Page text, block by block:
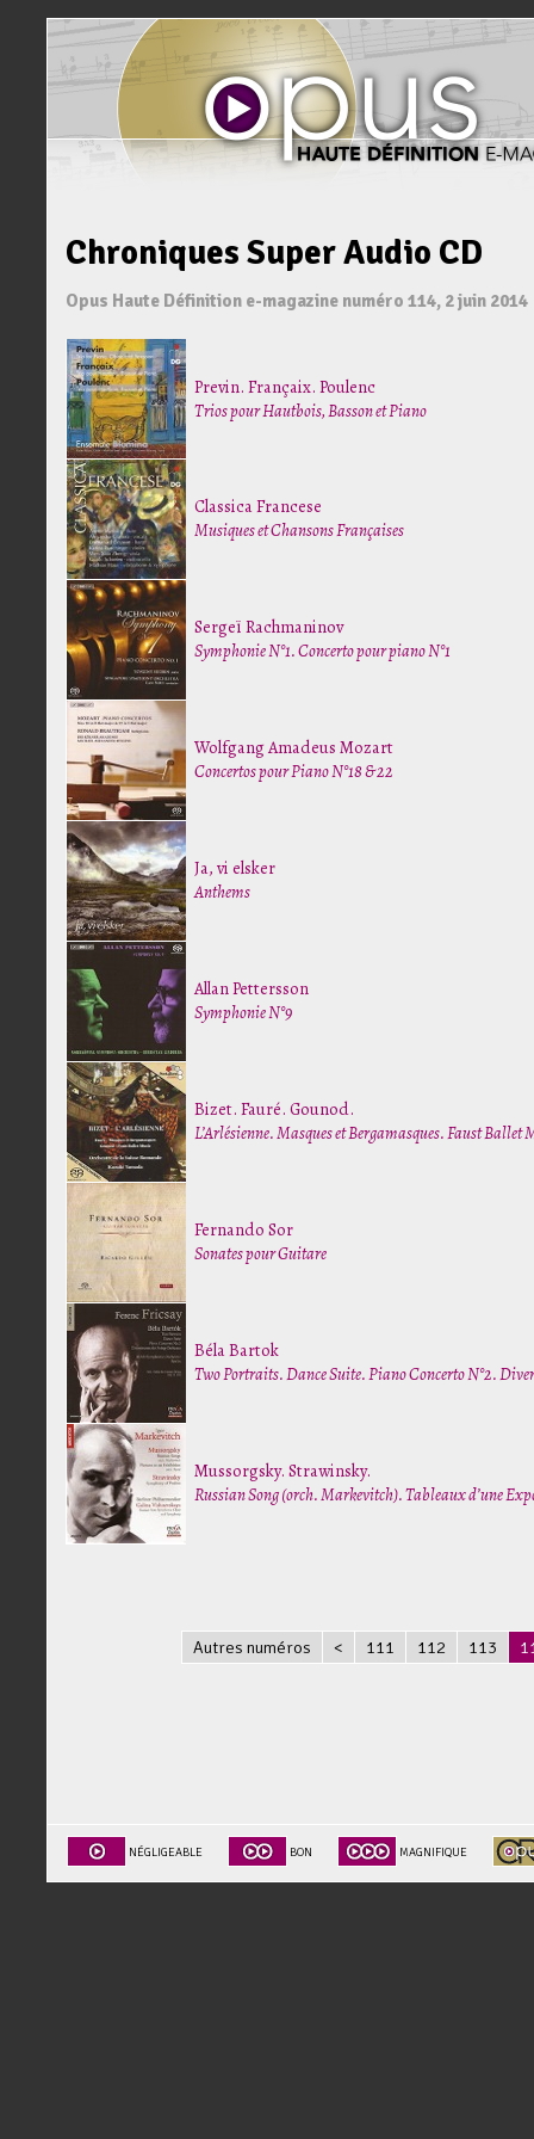
Chroniques Super Audio CD
Opus Haute Définition e-magazine numéro 114, 2 juin 2014
Previn. Françaix. Poulenc
Trios pour Hautbois, Basson et Piano
Classica Francese
Musiques et Chansons Françaises
Sergeï Rachmaninov
Symphonie N°1. Concerto pour piano N°1
Wolfgang Amadeus Mozart
Concertos pour Piano N°18 & 22
Ja, vi elsker
Anthems
Allan Pettersson
Symphonie N°9
Bizet. Fauré. Gounod.
L’Arlésienne. Masques et Bergamasques. Faust Ballet
Fernando Sor
Sonates pour Guitare
Béla Bartok
Two Portraits. Dance Suite. Piano Concerto N°2.
Mussorgsky. Strawinsky.
Russian Song (orch. Markevitch). Tableaux d’une
Autres numéros < 111 112 113
NÉGLIGEABLE BON MAGNIFIQUE